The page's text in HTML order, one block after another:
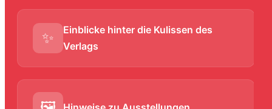
✨
Einblicke hinter die Kulissen des
Verlags